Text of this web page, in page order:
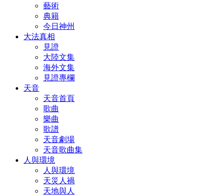
藝術
典籍
今日神州
大法真相
見證
大陸文集
海外文集
見證專欄
天音
天音首頁
歌曲
樂曲
歌譜
天音劇場
天音歌曲集
人與環境
人與環境
天災人禍
天地與人